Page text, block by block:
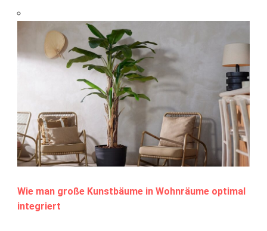
Wie man große Kunstbäume in Wohnräume optimal
integriert